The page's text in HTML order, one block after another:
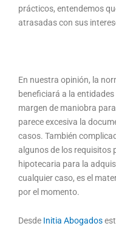
prácticos, entendemos
atrasadas con sus
En nuestra opinión, la
beneficiará a la
margen de maniobra
parece excesiva la
casos. También
algunos de los requisitos
hipotecaria para la
cualquier caso, es el
por el momento.
Desde Initia Abogados